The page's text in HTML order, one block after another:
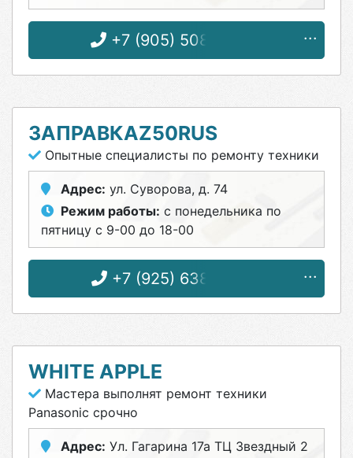
+7 (905) 508-56-00
ЗАПРАВКАZ50RUS
Опытные специалисты по ремонту техники
Адрес: ул. Суворова, д. 74
Режим работы: с понедельника по
пятницу с 9-00 до 18-00
+7 (925) 638-50-50
WHITE APPLE
Мастера выполнят ремонт техники
Panasonic срочно
Адрес: Ул. Гагарина 17а ТЦ Звездный 2